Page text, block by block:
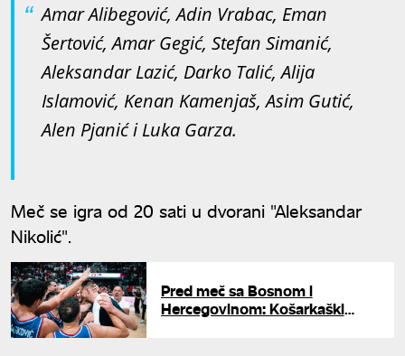
Amar Alibegović, Adin Vrabac, Eman
Šertović, Amar Gegić, Stefan Simanić,
Aleksandar Lazić, Darko Talić, Alija
Islamović, Kenan Kamenjaš, Asim Gutić,
Alen Pjanić i Luka Garza.
Meč se igra od 20 sati u dvorani "Aleksandar
Nikolić".
Pred meč sa Bosnom i
Hercegovinom: Košarkaški